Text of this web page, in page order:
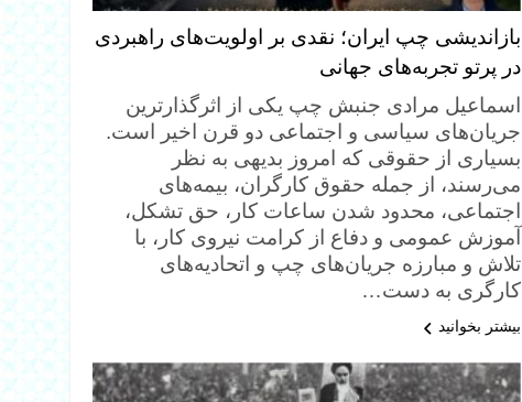
بازاندیشی چپ ایران؛ نقدی بر اولویت‌های راهبردی
در پرتو تجربه‌های جهانی
اسماعیل مرادی جنبش چپ یکی از اثرگذارترین
جریان‌های سیاسی و اجتماعی دو قرن اخیر است.
بسیاری از حقوقی که امروز بدیهی به نظر
می‌رسند، از جمله حقوق کارگران، بیمه‌های
اجتماعی، محدود شدن ساعات کار، حق تشکل،
آموزش عمومی و دفاع از کرامت نیروی کار، با
تلاش و مبارزه جریان‌های چپ و اتحادیه‌های
کارگری به دست…
بیشتر بخوانید